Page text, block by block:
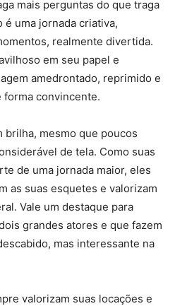
mais perguntas do que traga
é uma jornada criativa,
realmente divertida.
em seu papel e
amedrontado, reprimido e
convincente.
brilha, mesmo que poucos
de tela. Como suas
de uma jornada maior, eles
as suas esquetes e valorizam
Vale um destaque para
grandes atores e que fazem
mas interessante na
valorizam suas locações e